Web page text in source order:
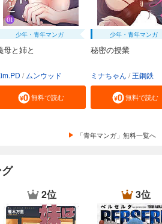
ゴ― 40
カート
試し読み
示する
ゴ― 41
する
1［BUNGO―ブンゴ― 42］
カート
少年・青年マンガ
母と姉と
ムンウッド
無料で読む
少年・青年マンガ
秘密の授業
ミナちゃん 王鋼鉄
無料で読む
「青年マンガ」無料一覧へ
2位 3位